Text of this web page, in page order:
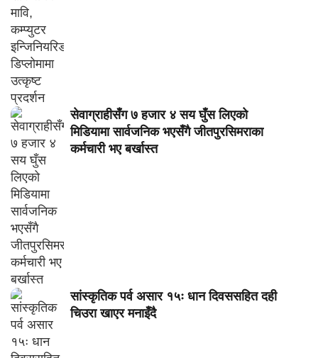
सेवाग्राहीसँग ७ हजार ४ सय घुँस लिएको
मिडियामा सार्वजनिक भएसँगै जीतपुरसिमराका
कर्मचारी भए बर्खास्त
सांस्कृतिक पर्व असार १५ः धान दिवससहित दही
चिउरा खाएर मनाइँदै